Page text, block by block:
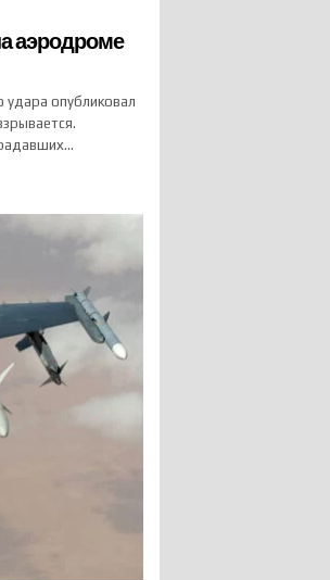
аэродроме
опубликовал